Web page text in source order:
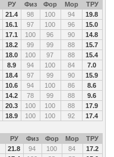
РУ Физ Фор Мор
ТРУ
21.4 98 100 94
19.8
16.1 97 100 96
15.0
17.1 100 96 90
14.8
18.2 99 99 88
15.7
18.0 100 97 88
15.4
8.9 94 100 84
7.0
18.4 97 99 90
15.9
10.6 94 100 86
8.6
14.2 78 99 88
9.6
20.3 100 100 88
17.9
18.9 100 100 92 17.4
РУ Физ Фор Мор
ТРУ
21.8 94 100 84
17.2